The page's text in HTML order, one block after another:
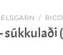
/
súkkulaði